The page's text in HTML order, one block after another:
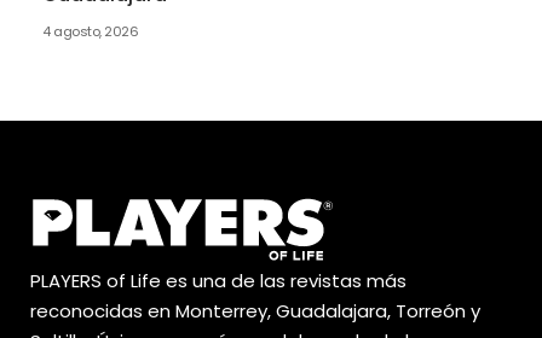
4 agosto, 2026
PLAYERS of Life es una de las revistas más
reconocidas en Monterrey, Guadalajara, Torreón y